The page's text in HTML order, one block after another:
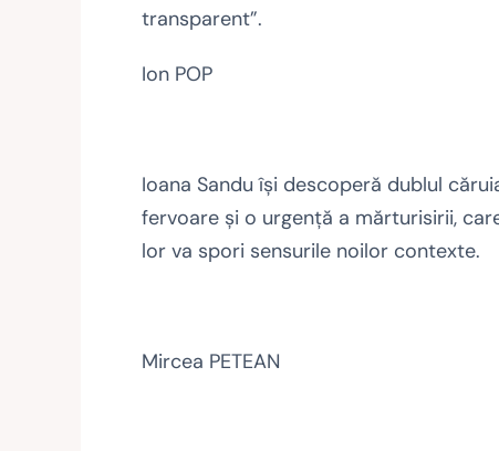
transparent”.
Ion POP
Ioana Sandu își descoperă dublul
fervoare și o urgență a mărturisirii,
lor va spori sensurile noilor contexte.
Mircea PETEAN